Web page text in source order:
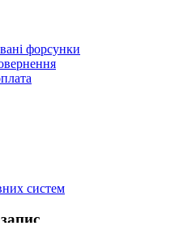
форсунки
систем